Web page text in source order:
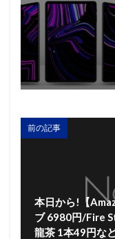
前の記事
本日から!【
ブ 6980円/Fire
龍茶 1本49円な